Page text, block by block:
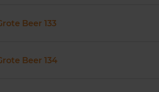
Beer 133
Beer 134